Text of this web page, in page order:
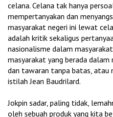
celana. Celana tak hanya
mempertanyakan dan
masyarakat negeri ini lewat
adalah kritik sekaligus
nasionalisme dalam
masyarakat yang berada dalam
dan tawaran tanpa batas,
istilah Jean Baudrilard.
Jokpin sadar, paling tidak,
oleh sebuah produk yang kita